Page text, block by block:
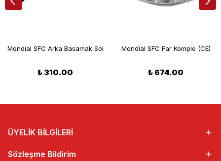
Mondial SFC Arka Basamak Sol
₺ 310.00
Mondial SFC Far Komple (CE)
₺ 674.00
ÜYELİK BİLGİLERİ
Sözleşme Bildirim